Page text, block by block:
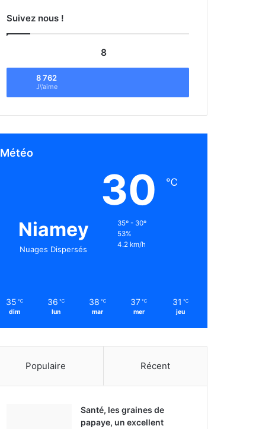
Suivez nous !
8
8 762
J\'aime
Météo
Niamey
Nuages Dispersés
30 ℃
35º - 30º
53%
4.2 km/h
35 ℃
dim
36 ℃
lun
38 ℃
mar
37 ℃
mer
31 ℃
jeu
Populaire Récent
Santé, les graines de
papaye, un excellent